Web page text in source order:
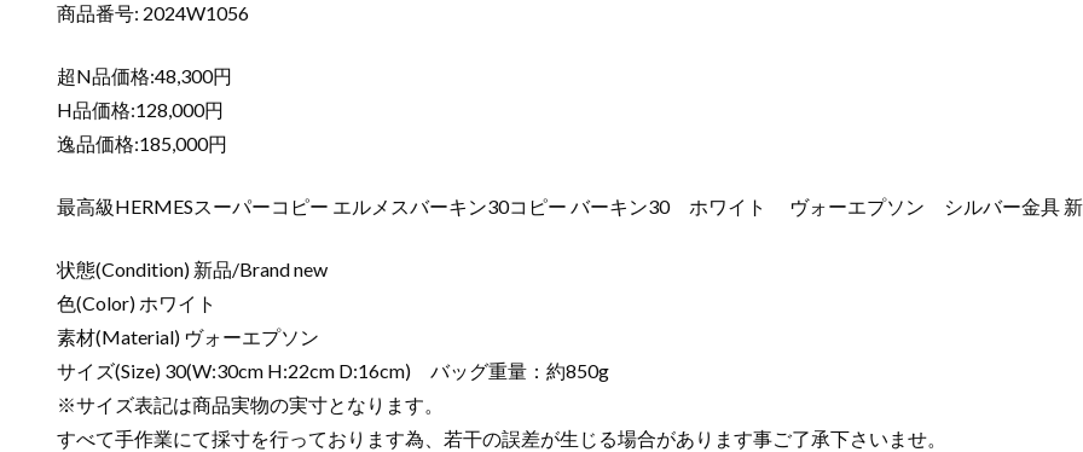
商品番号: 2024W1056
超N品価格:48,300円
H品価格:128,000円
逸品価格:185,000円
最高級HERMESスーパーコピー エルメスバーキン30コピー バーキン30 ホワイト ヴォーエプソン シルバー金具
状態(Condition) 新品/Brand new
色(Color) ホワイト
素材(Material) ヴォーエプソン
サイズ(Size) 30(W:30cm H:22cm D:16cm) バッグ重量：約850g
※サイズ表記は商品実物の実寸となります。
すべて手作業にて採寸を行っております為、若干の誤差が生じる場合があります事ご了承下さいませ。